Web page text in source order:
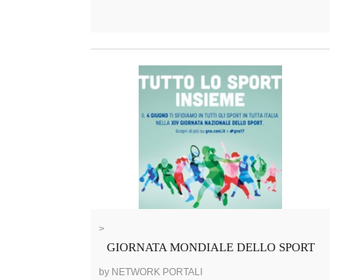
>
GIORNATA MONDIALE DELLO SPORT
by NETWORK PORTALI